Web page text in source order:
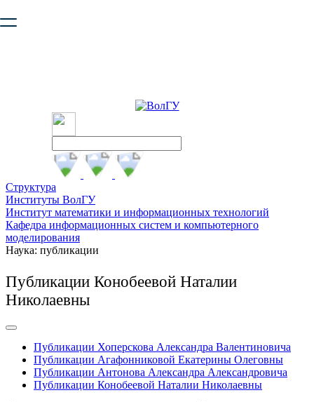
безопасную работу с сайтом. Пожалуйста
Структура
Институты ВолГУ
Институт математики и информационных технологий
Кафедра информационных систем и компьютерного
моделирования
Наука: публикации
Публикации Конобеевой Наталии
Николаевны
Публикации Хоперскова Александра Валентиновича
Публикации Агафонниковой Екатерины Олеговны
Публикации Антонова Александра Александровича
Публикации Конобеевой Наталии Николаевны